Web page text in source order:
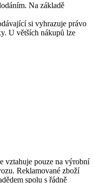
Na základě
si vyhrazuje právo
U větších nákupů lze
vztahuje pouze na výrobní
Reklamované zboží
spolu s řádně